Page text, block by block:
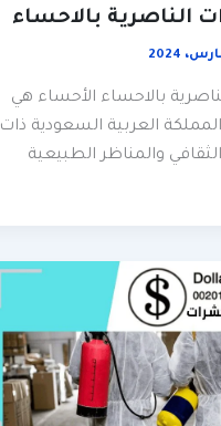
الناصرية بالاحساء
بالاحساء الأحساء هي
العربية السعودية ذات
والمناظر الطبيعية